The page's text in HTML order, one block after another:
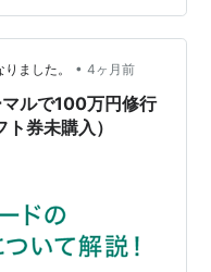
ちたいと思います。
達成出来れば良い…
ました。 • 4ヶ月前
マルで100万円修行
券未購入）